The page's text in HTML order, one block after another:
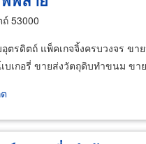
53000
รดิตถ์ แพ็คเกจจิ้งครบวงจร ข
เกอรี่ ขายส่งวัตถุดิบทำขนม ขาย